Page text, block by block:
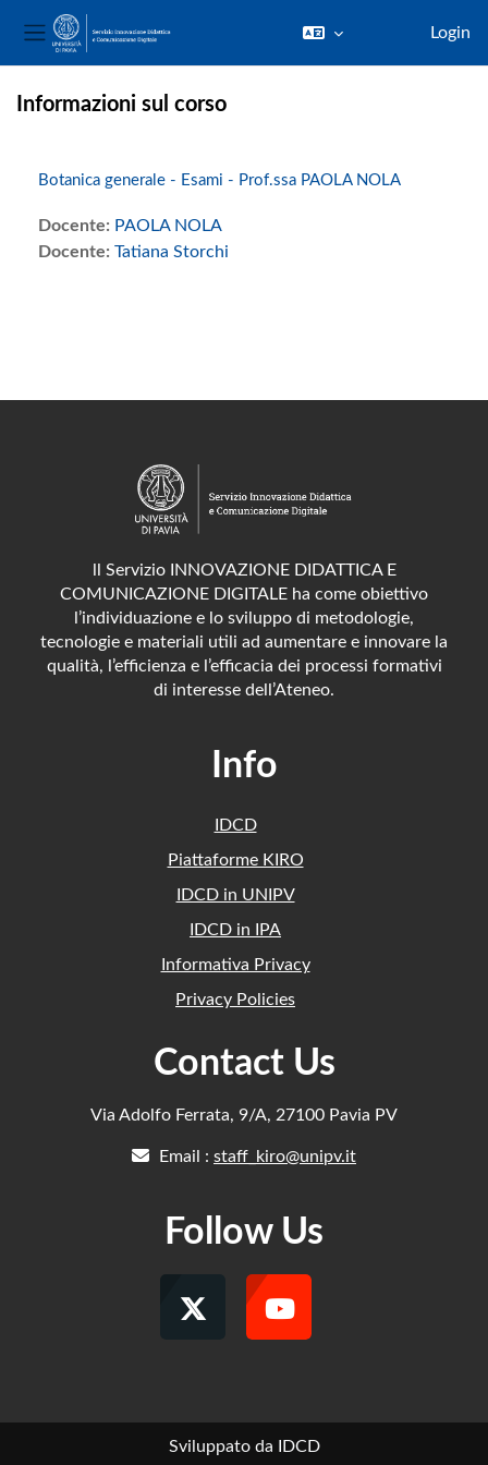
Pannello laterale
Login
Informazioni sul corso
Botanica generale - Esami - Prof.ssa PAOLA NOLA
Docente: PAOLA NOLA
Docente: Tatiana Storchi
ll Servizio INNOVAZIONE DIDATTICA E
COMUNICAZIONE DIGITALE ha come obiettivo
l’individuazione e lo sviluppo di metodologie,
tecnologie e materiali utili ad aumentare e innovare la
qualità, l’efficienza e l’efficacia dei processi formativi
di interesse dell’Ateneo.
Info
IDCD
Piattaforme KIRO
IDCD in UNIPV
IDCD in IPA
Informativa Privacy
Privacy Policies
Contact Us
Via Adolfo Ferrata, 9/A, 27100 Pavia PV
Email : staff_kiro@unipv.it
Follow Us
Sviluppato da IDCD